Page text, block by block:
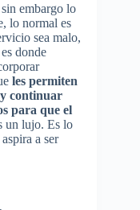
embargo lo
lo normal es
sea malo,
donde
les permiten
continuar
para que el
un lujo. Es lo
a ser